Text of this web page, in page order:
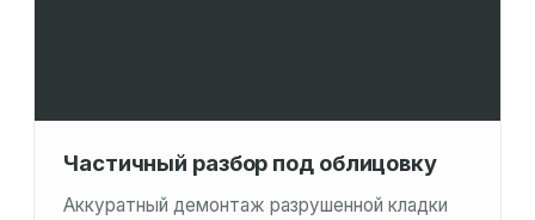
Частичный разбор под облицовку
Аккуратный демонтаж разрушенной кладки